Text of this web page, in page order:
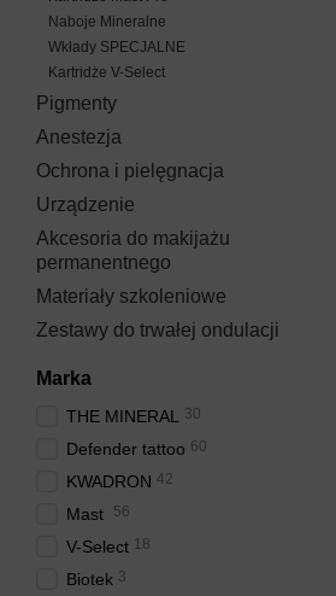
Naboje Mineralne
Wkłady SPECJALNE
Kartridże V-Select
Pigmenty
Anestezja
Ochrona i pielęgnacja
Urządzenie
Akcesoria do makijażu
permanentnego
Materiały szkoleniowe
Zestawy do trwałej ondulacji
Marka
THE MINERAL 30
Defender tattoo 60
KWADRON 42
Mast 56
V-Select 18
Biotek 3